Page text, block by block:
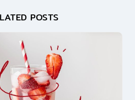
POSTS